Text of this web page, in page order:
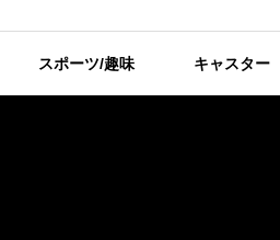
スポーツ/趣味 キャスター